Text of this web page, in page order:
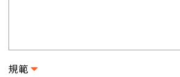
規範